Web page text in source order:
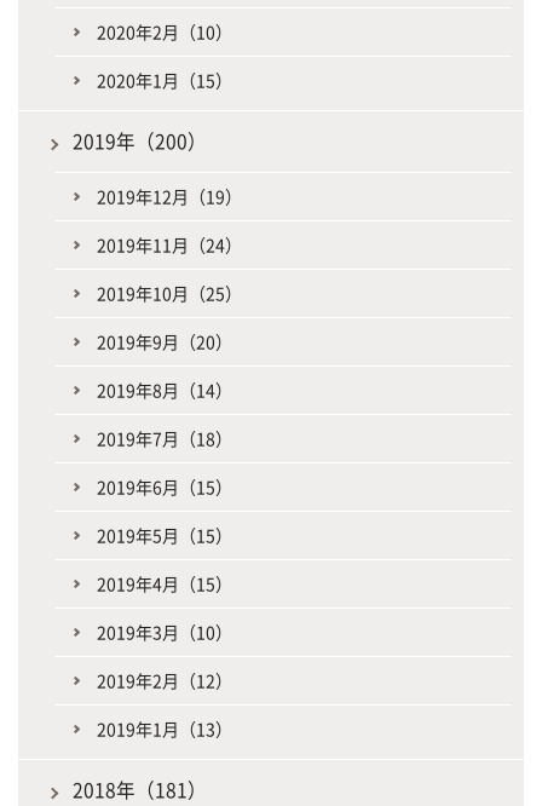
2020年2月（10）
2020年1月（15）
2019年（200）
2019年12月（19）
2019年11月（24）
2019年10月（25）
2019年9月（20）
2019年8月（14）
2019年7月（18）
2019年6月（15）
2019年5月（15）
2019年4月（15）
2019年3月（10）
2019年2月（12）
2019年1月（13）
2018年（181）